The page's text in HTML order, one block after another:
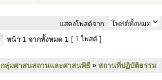
แสดงโพสต์จาก:
หน้า 1 จากทั้งหมด 1 [ 1 โพสต์ ]
กลุ่มศาสนสถานและศาสนพิธี » สถานที่ปฏิบัติธรรม